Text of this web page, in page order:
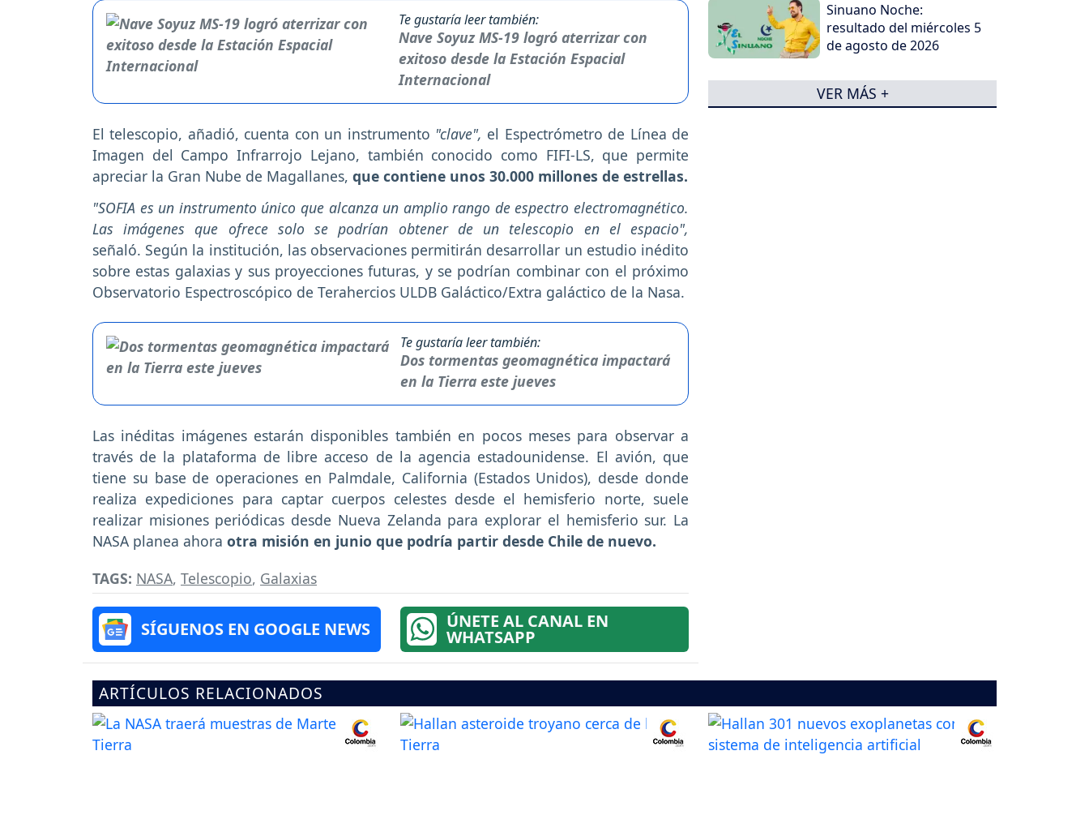
Te gustaría leer también:
Nave Soyuz MS-19 logró aterrizar con
exitoso desde la Estación Espacial
Internacional
El telescopio, añadió, cuenta con un instrumento "clave", el Espectrómetro de Línea de
Imagen del Campo Infrarrojo Lejano, también conocido como FIFI-LS, que permite
apreciar la Gran Nube de Magallanes, que contiene unos 30.000 millones de estrellas.
"SOFIA es un instrumento único que alcanza un amplio rango de espectro electromagnético.
Las imágenes que ofrece solo se podrían obtener de un telescopio en el espacio",
señaló. Según la institución, las observaciones permitirán desarrollar un estudio inédito
sobre estas galaxias y sus proyecciones futuras, y se podrían combinar con el próximo
Observatorio Espectroscópico de Terahercios ULDB Galáctico/Extra galáctico de la Nasa.
Te gustaría leer también:
Dos tormentas geomagnética impactará
en la Tierra este jueves
Las inéditas imágenes estarán disponibles también en pocos meses para observar a
través de la plataforma de libre acceso de la agencia estadounidense. El avión, que
tiene su base de operaciones en Palmdale, California (Estados Unidos), desde donde
realiza expediciones para captar cuerpos celestes desde el hemisferio norte, suele
realizar misiones periódicas desde Nueva Zelanda para explorar el hemisferio sur. La
NASA planea ahora otra misión en junio que podría partir desde Chile de nuevo.
TAGS: NASA, Telescopio, Galaxias
SÍGUENOS EN GOOGLE NEWS ÚNETE AL CANAL EN
WHATSAPP
Sinuano Noche:
resultado del miércoles 5
de agosto de 2026
VER MÁS +
ARTÍCULOS RELACIONADOS